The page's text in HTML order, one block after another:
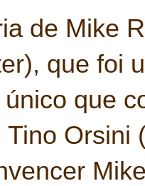
de Mike
que foi
que
Orsini